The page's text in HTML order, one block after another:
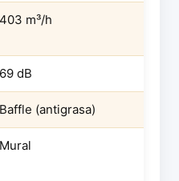
403 m³/h
69 dB
Baffle (antigrasa)
Mural